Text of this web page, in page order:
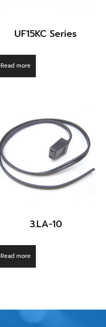
UF15KC Series
Read more
3.LA-10
Read more